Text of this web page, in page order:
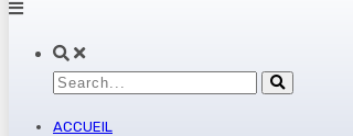
ACCUEIL